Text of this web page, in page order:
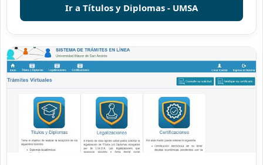
Ir a Títulos y Diplomas - UMSA